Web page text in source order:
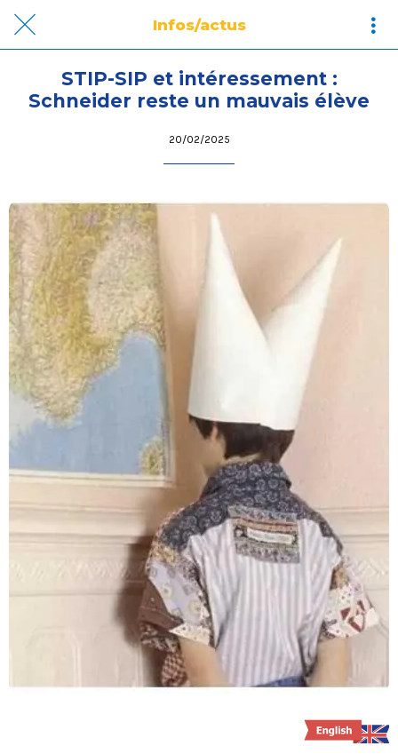
Infos/actus
STIP-SIP et intéressement :
Schneider reste un mauvais élève
20/02/2025